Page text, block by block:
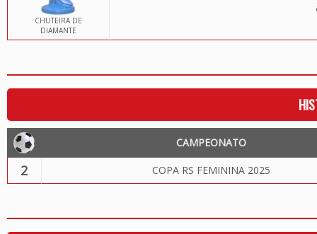
CHUTEIRA DE
DIAMANTE
CAMPEONATO
2 COPA RS FEMININA 2025